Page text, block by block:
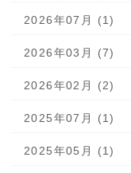
2026年07月 (1)
2026年03月 (7)
2026年02月 (2)
2025年07月 (1)
2025年05月 (1)